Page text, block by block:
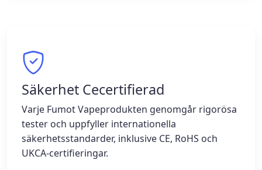
Säkerhet Cecertifierad
Varje Fumot Vapeprodukten genomgår rigorösa
tester och uppfyller internationella
säkerhetsstandarder, inklusive CE, RoHS och
UKCA-certifieringar.